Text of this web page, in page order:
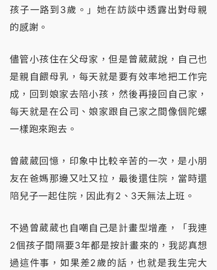
孩子一路到3歲。」她在訪談中透露出對母親
的感謝。
儘管小孩住在父母家，但是曾葳葳說，自己也
是親自餵母乳，每天就是要有效率地把工作完
成，回到娘家去陪小孩，然後再接回自己家，
每天就是在公司、娘家跟自己家之間像個陀螺
一樣跑來跑去。
曾葳葳回憶，印象中比較辛苦的一次，是小朋
友在爸媽那邊又吐又拉，最後還住院，當時還
陪兒子一起住院，因此有2、3天無法上班。
不過曾葳葳也自嘲自己是計畫型增產，「我連
2個孩子間隔要3年都是按計畫來的，我認真想
過這件事，如果差2歲的話，也就是我生完大